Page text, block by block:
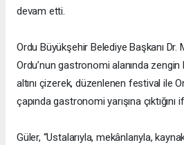
devam etti.
Ordu Büyükşehir Belediye Başkanı Dr.
Ordu’nun gastronomi alanında
altını çizerek, düzenlenen festival ile
çapında gastronomi yarışına çıktığını
Güler, “Ustalarıyla, mekânlarıyla,